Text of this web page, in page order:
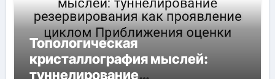
Топологическая
кристаллография мыслей:
туннелирование